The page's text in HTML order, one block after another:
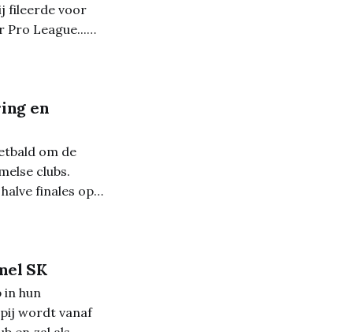
fileerde voor
Pro League...
en
om de
clubs.
finales op
SK
in hun
wordt vanaf